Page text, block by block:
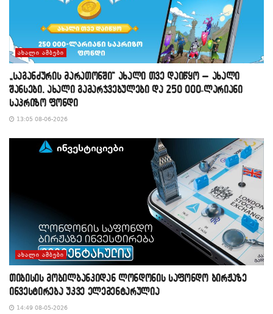
ᲐᲮᲐᲚᲘ ᲐᲛᲑᲔᲑᲘ
„საგანძურის მარათონში“ ახალი თვე დაიწყო – ახალი
შანსები, ახალი გამარჯვებულები და 250 000-ლარიანი
საპრიზო ფონდი
13:05 08-06-2026
ᲐᲮᲐᲚᲘ ᲐᲛᲑᲔᲑᲘ
თიბისის მობილბანკიდან ლონდონის საფონდო ბირჟაზე
ინვესტირება უკვე ელემენტარულია
14:49 08-05-2026